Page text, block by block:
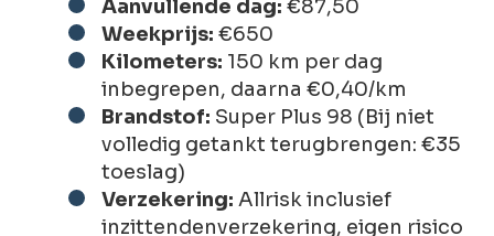
Aanvullende dag: €87,50
Weekprijs: €650
Kilometers: 150 km per dag
inbegrepen, daarna €0,40/km
Brandstof: Super Plus 98 (Bij niet
volledig getankt terugbrengen: €35
toeslag)
Verzekering: Allrisk inclusief
inzittendenverzekering, eigen risico